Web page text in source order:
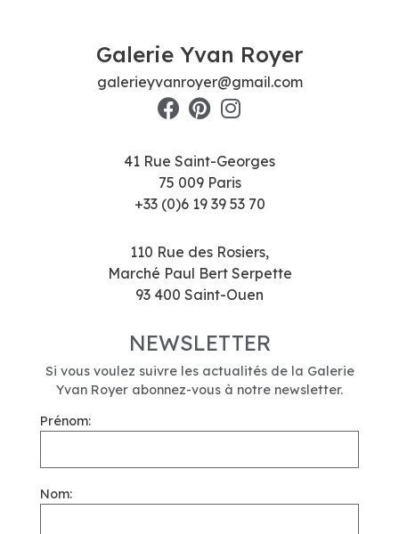
Galerie Yvan Royer
galerieyvanroyer@gmail.com
41 Rue Saint-Georges
75 009 Paris
+33 (0)6 19 39 53 70
110 Rue des Rosiers,
Marché Paul Bert Serpette
93 400 Saint-Ouen
NEWSLETTER
Si vous voulez suivre les actualités de la Galerie
Yvan Royer abonnez-vous à notre newsletter.
Prénom:
Nom: